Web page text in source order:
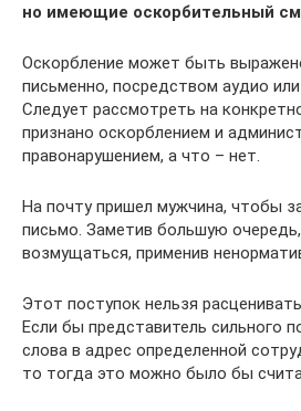
но имеющие оскорбительный
Оскорбление может быть
письменно, посредством аудио
Следует рассмотреть на
признано оскорблением и
правонарушением, а что – нет.
На почту пришел мужчина, чтобы
письмо. Заметив большую
возмущаться, применив
Этот поступок нельзя
Если бы представитель сильного
слова в адрес определенной
то тогда это можно было бы